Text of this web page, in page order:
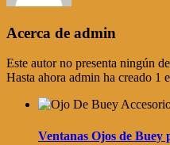
Acerca de admin
Este autor no presenta ningún
Hasta ahora admin ha creado 1
Ventanas Ojos de Buey